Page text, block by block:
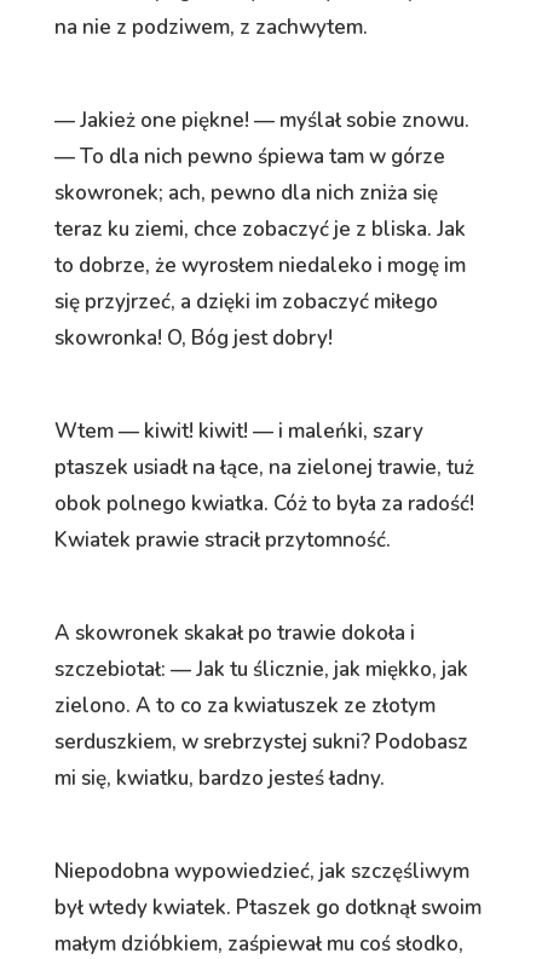
na nie z podziwem, z zachwytem.
— Jakież one piękne! — myślał sobie znowu.
— To dla nich pewno śpiewa tam w górze
skowronek; ach, pewno dla nich zniża się
teraz ku ziemi, chce zobaczyć je z bliska. Jak
to dobrze, że wyrosłem niedaleko i mogę im
się przyjrzeć, a dzięki im zobaczyć miłego
skowronka! O, Bóg jest dobry!
Wtem — kiwit! kiwit! — i maleńki, szary
ptaszek usiadł na łące, na zielonej trawie, tuż
obok polnego kwiatka. Cóż to była za radość!
Kwiatek prawie stracił przytomność.
A skowronek skakał po trawie dokoła i
szczebiotał: — Jak tu ślicznie, jak miękko, jak
zielono. A to co za kwiatuszek ze złotym
serduszkiem, w srebrzystej sukni? Podobasz
mi się, kwiatku, bardzo jesteś ładny.
Niepodobna wypowiedzieć, jak szczęśliwym
był wtedy kwiatek. Ptaszek go dotknął swoim
małym dzióbkiem, zaśpiewał mu coś słodko,